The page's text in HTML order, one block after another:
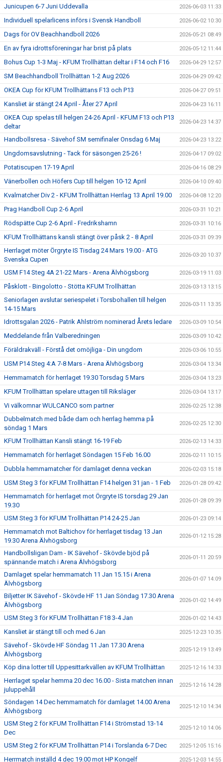
Junicupen 6-7 Juni Uddevalla 2026-06-03 11:33
Individuell spelarlicens införs i Svensk Handboll 2026-06-02 10:30
Dags för OV Beachhandboll 2026 2026-05-21 08:49
En av fyra idrottsföreningar har brist på plats 2026-05-12 11:44
Bohus Cup 1-3 Maj - KFUM Trollhättan deltar i F14 och F16 2026-04-29 12:57
SM Beachhandboll Trollhättan 1-2 Aug 2026 2026-04-29 09:42
OKEA Cup för KFUM Trollhättans F13 och P13 2026-04-27 09:51
Kansliet är stängt 24 April - Åter 27 April 2026-04-23 16:11
OKEA Cup spelas till helgen 24-26 April - KFUM F13 och P13
deltar
2026-04-23 14:37
Handbollsresa - Sävehof SM semifinaler Onsdag 6 Maj 2026-04-23 13:22
Ungdomsavslutning - Tack för säsongen 25-26 ! 2026-04-17 09:02
Potatiscupen 17-19 April 2026-04-16 08:29
Vänerbollen och Höfers Cup till helgen 10-12 April 2026-04-10 09:40
Kvalmatcher Div 2 - KFUM Trollhättan Herrlag 13 April 19.00 2026-04-08 12:20
Prag Handboll Cup 2-6 April 2026-03-31 10:21
Rödspätte Cup 2-6 April - Fredrikshamn 2026-03-31 10:16
KFUM Trollhättans kansli stängt över påsk 2 - 8 April 2026-03-31 09:39
Herrlaget möter Örgryte IS Tisdag 24 Mars 19.00 - ATG
Svenska Cupen
2026-03-20 10:37
USM F14 Steg 4A 21-22 Mars - Arena Älvhögsborg 2026-03-19 11:03
Påsklott - Bingolotto - Stötta KFUM Trollhättan 2026-03-13 13:15
Seniorlagen avslutar seriespelet i Torsbohallen till helgen
14-15 Mars
2026-03-11 13:35
Idrottsgalan 2026 - Patrik Ahlström nominerad Årets ledare 2026-03-09 10:54
Meddelande från Valberedningen 2026-03-09 10:42
Föräldrakväll - Förstå det omöjliga - Din ungdom 2026-03-06 10:55
USM P14 Steg 4:A 7-8 Mars - Arena Älvhögsborg 2026-03-04 13:34
Hemmamatch för herrlaget 19.30 Torsdag 5 Mars 2026-03-04 13:23
KFUM Trollhättan spelare uttagen till Riksläger 2026-03-04 13:17
Vi välkomnar WULCANCO som partner 2026-02-25 12:38
Dubbelmatch med både dam och herrlag hemma på
söndag 1 Mars
2026-02-25 12:30
KFUM Trollhättan Kansli stängt 16-19 Feb 2026-02-13 14:33
Hemmamatch för herrlaget Söndagen 15 Feb 16.00 2026-02-11 10:15
Dubbla hemmamatcher för damlaget denna veckan 2026-02-03 15:18
USM Steg 3 för KFUM Trollhättan F14 helgen 31 jan - 1 Feb 2026-01-28 09:42
Hemmamatch för herrlaget mot Örgryte IS torsdag 29 Jan
19.30
2026-01-28 09:39
USM Steg 3 för KFUM Trollhättan P14 24-25 Jan 2026-01-23 09:14
Hemmamatch mot Baltichov för herrlaget tisdag 13 Jan
19.30 Arena Älvhögsborg
2026-01-12 15:28
Handbollsligan Dam - IK Sävehof - Skövde bjöd på
spännande match i Arena Älvhögsborg
2026-01-11 20:59
Damlaget spelar hemmamatch 11 Jan 15.15 i Arena
Älvhögsborg
2026-01-07 14:09
Biljetter IK Sävehof - Skövde HF 11 Jan Söndag 17.30 Arena
Älvhögsborg
2026-01-02 14:49
USM Steg 3 för KFUM Trollhättan F18 3-4 Jan 2026-01-02 14:43
Kansliet är stängt till och med 6 Jan 2025-12-23 10:35
Sävehof - Skövde HF Söndag 11 Jan 17.30 Arena
Älvhögsborg
2025-12-19 13:49
Köp dina lotter till Uppesittarkvällen av KFUM Trollhättan 2025-12-16 14:33
Herrlaget spelar hemma 20 dec 16.00 - Sista matchen innan
juluppehåll
2025-12-16 14:28
Söndagen 14 Dec hemmamatch för damlaget 14.00 Arena
Älvhögsborg
2025-12-10 14:34
USM Steg 2 för KFUM Trollhättan F14 i Strömstad 13-14
Dec
2025-12-10 14:06
USM Steg 2 för KFUM Trollhättan P14 i Torslanda 6-7 Dec 2025-12-05 15:16
Herrmatch inställd 4 dec 19.00 mot HP Kongelf 2025-12-03 14:55